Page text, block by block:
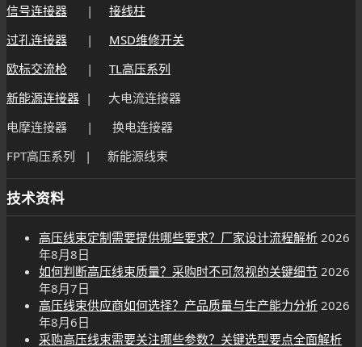
信号连接器 | 接线柱
过孔连接器 | MSD维修开关
欧标交流枪 | TL高压系列
新能源连接器 | 大电流连接器
电摩连接器 | 换电连接器
FPT高压系列 | 新能源线束
技术资料
高压线束定制需要提供哪些要求？厂家设计流程解析 2026
年8月8日
如何判断高压线束质量？采购时不可忽视的关键细节 2026
年8月7日
高压线束供应商如何选择？产品质量与生产能力分析 2026
年8月6日
采购高压线束需要关注哪些参数？关键选型要点全面解析